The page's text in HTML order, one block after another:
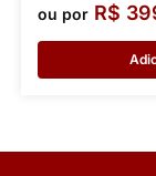
ou por R$